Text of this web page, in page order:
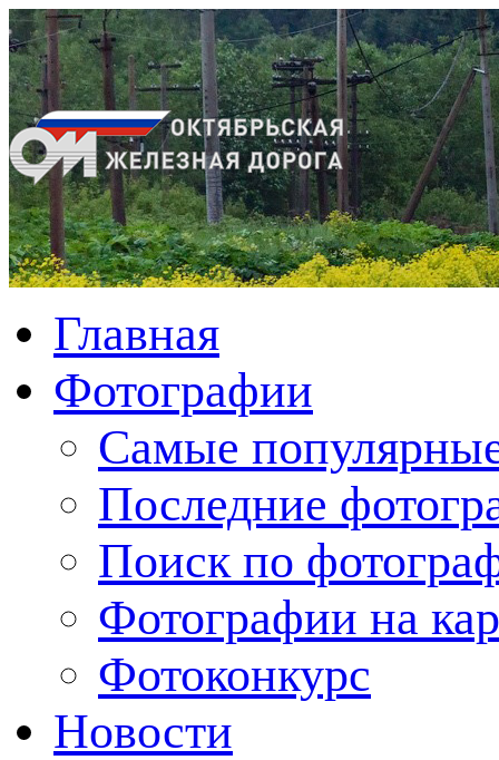
Главная
Фотографии
Cамые
Последние
Поиск по
Фотографии на
Фотоконкурс
Новости